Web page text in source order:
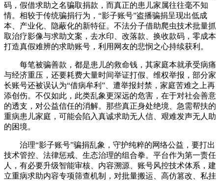
码，假借求助之名骗取捐款，而真正的患儿家属往往毫不知
情。相较于传统骗捐行为，“影子账号”盗播骗捐呈现出低成
本、产业化、隐蔽化的新特征。不法分子借助爬虫技术批量抓
取治疗影像与求助文案，去水印、改落款、换收款码，零成本
打造真假难辨的求助账号，利用网友的悲悯之心持续获利。
每笔被骗善款，都是患儿的救命钱，其家庭本就承受病痛
与经济重压，还要耗费大量时间举证打假、维权举报，部分家
长账号还被误认为“借病牟利”、遭举报封禁，家庭苦难之上再
添创伤。不仅如此，此类乱象更深远的危害，在于对社会善意
的透支，对公益信任的消解。那些真正身处绝境、急需帮扶的
重病患儿家庭，可能会陷入真诚求助无人信、艰难发声无人助
的困境。
治理“影子账号”骗捐乱象，守护纯粹的网络公益，要打出
技术管控、法律惩戒、生态治理的组合拳。平台作为第一责任
人，有必要升级智能审核、内容溯源、账号风控技术体系，建
立重病求助内容专项筛查机制，对批量搬运、高仿篡改、私挂